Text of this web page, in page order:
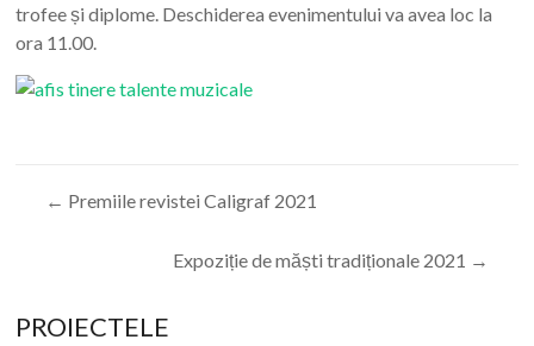
trofee și diplome. Deschiderea evenimentului va avea loc la
ora 11.00.
← Premiile revistei Caligraf 2021
Expoziție de măști tradiționale 2021 →
PROIECTELE